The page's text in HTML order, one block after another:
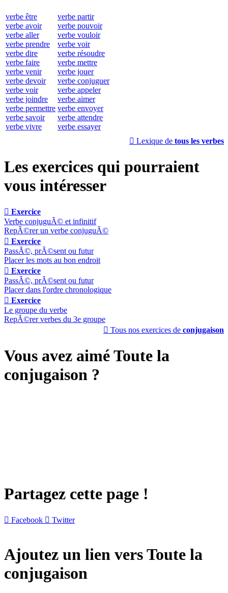
verbe être
verbe avoir
verbe aller
verbe prendre
verbe dire
verbe faire
verbe venir
verbe devoir
verbe voir
verbe joindre
verbe permettre
verbe savoir
verbe vivre
verbe partir
verbe pouvoir
verbe vouloir
verbe voir
verbe résoudre
verbe mettre
verbe jouer
verbe conjuguer
verbe appeler
verbe aimer
verbe envoyer
verbe attendre
verbe essayer
 Lexique de tous les verbes
Les exercices qui pourraient
vous intéresser
 Exercice
Verbe conjuguÃ© et infinitif
RepÃ©rer un verbe conjuguÃ©
 Exercice
PassÃ©, prÃ©sent ou futur
Placer les mots au bon endroit
 Exercice
PassÃ©, prÃ©sent ou futur
Placer dans l'ordre chronologique
 Exercice
Le groupe du verbe
RepÃ©rer verbes du 3e groupe
 Tous nos exercices de conjugaison
Vous avez aimé Toute la
conjugaison ?
Partagez cette page !
 Facebook  Twitter
Ajoutez un lien vers Toute la
conjugaison